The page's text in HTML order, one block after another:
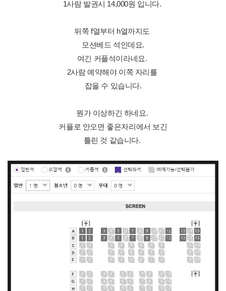
1사람 발권시 14,000원 입니다.
뒤쪽 f열부터 h열까지도
모션베드 석인데요.
여긴 커플석이라네요.
2사람 예약해야 이쪽 자리를
잡을 수 있습니다.
뭔가 이상하긴 하네요.
커플로 안오면 좋은자리에서 보긴
틀린 것 같습니다.